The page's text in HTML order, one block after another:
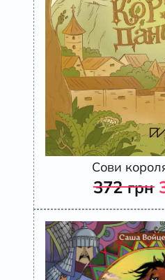
Сови
372грн